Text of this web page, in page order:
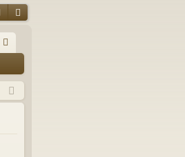
SucheErweiterte Suche
ist
rie